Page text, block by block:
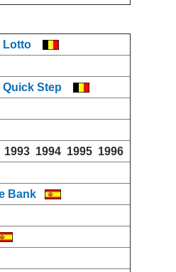
Lotto
Quick Step
1993 1994 1995 1996
Bank